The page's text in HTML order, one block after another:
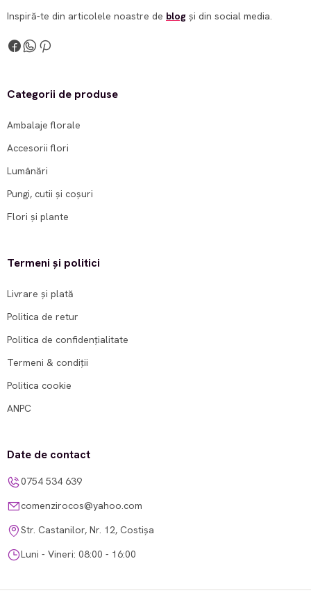
Inspiră-te din articolele noastre de blog și din social media.
Categorii de produse
Ambalaje florale
Accesorii flori
Lumânări
Pungi, cutii și coșuri
Flori și plante
Termeni și politici
Livrare și plată
Politica de retur
Politica de confidențialitate
Termeni & condiții
Politica cookie
ANPC
Date de contact
0754 534 639
comenzirocos@yahoo.com
Str. Castanilor, Nr. 12, Costișa
Luni - Vineri: 08:00 - 16:00